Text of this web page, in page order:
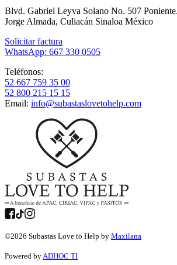
Blvd. Gabriel Leyva Solano No. 507
Jorge Almada, Culiacán Sinaloa México
Solicitar factura
WhatsApp: 667 330 0505
Teléfonos:
52 667 759 35 00
52 800 215 15 15
Email: info@subastaslovetohelp.com
©2026 Subastas Love to Help by Maxilana
Powered byADHOC TI